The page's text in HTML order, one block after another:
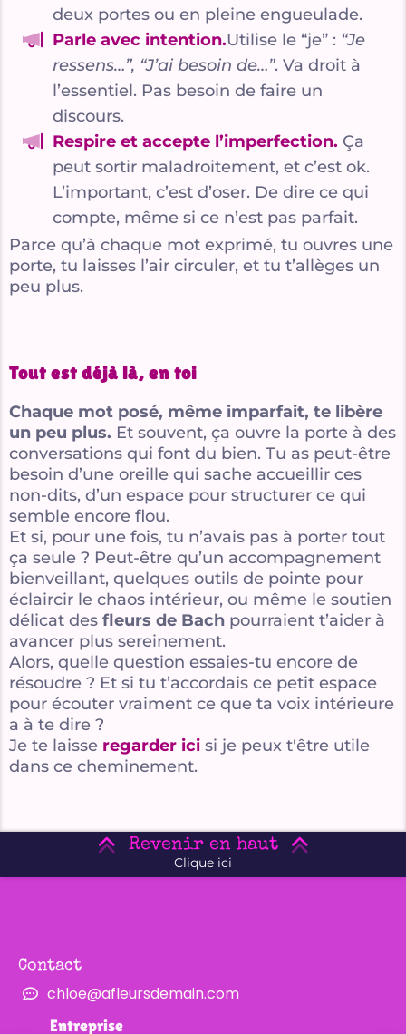
deux portes ou en pleine engueulade.
Parle avec intention.Utilise le “je” : “Je
ressens…”, “J’ai besoin de…”. Va droit à
l’essentiel. Pas besoin de faire un
discours.
Respire et accepte l’imperfection. Ça
peut sortir maladroitement, et c’est ok.
L’important, c’est d’oser. De dire ce qui
compte, même si ce n’est pas parfait.
Parce qu’à chaque mot exprimé, tu ouvres une
porte, tu laisses l’air circuler, et tu t’allèges un
peu plus.
Tout est déjà là, en toi
Chaque mot posé, même imparfait, te libère
un peu plus. Et souvent, ça ouvre la porte à des
conversations qui font du bien. Tu as peut-être
besoin d’une oreille qui sache accueillir ces
non-dits, d’un espace pour structurer ce qui
semble encore flou.
Et si, pour une fois, tu n’avais pas à porter tout
ça seule ? Peut-être qu’un accompagnement
bienveillant, quelques outils de pointe pour
éclaircir le chaos intérieur, ou même le soutien
délicat des fleurs de Bach pourraient t’aider à
avancer plus sereinement.
Alors, quelle question essaies-tu encore de
résoudre ? Et si tu t’accordais ce petit espace
pour écouter vraiment ce que ta voix intérieure
a à te dire ?
Je te laisse regarder ici si je peux t'être utile
dans ce cheminement.
Revenir en haut
Clique ici
Entreprise
Contact
chloe@afleursdemain.com